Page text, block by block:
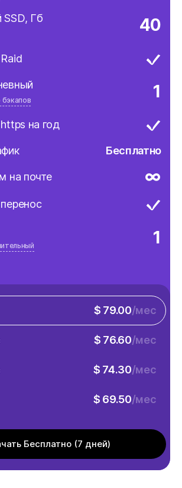
шт Гб 40
шт
бэкапов 1
шт на год
Бесплатно
на почте ∞
1
$ 79.00/мес
$ 76.60/мес
$ 74.30/мес
$ 69.50/мес
Бесплатно (7 дней)